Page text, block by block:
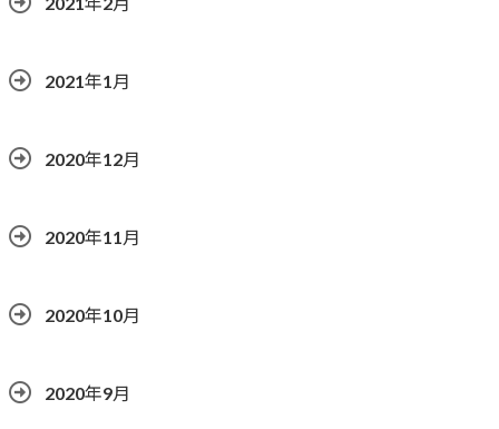
2021年1月
2020年12月
2020年11月
2020年10月
2020年9月